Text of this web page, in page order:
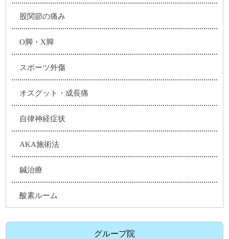
股関節の痛み
O脚・X脚
スポーツ外傷
オスグット・成長痛
自律神経症状
AKA施術法
鍼治療
酸素ルーム
グループ院